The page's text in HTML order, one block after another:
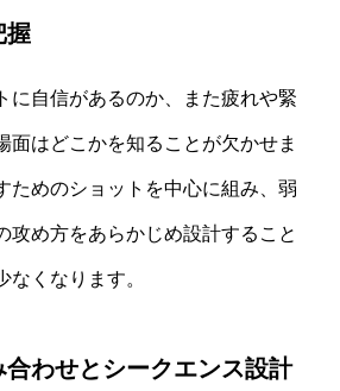
握
に自信があるのか、また疲れや緊
面はどこかを知ることが欠かせま
ためのショットを中心に組み、弱
攻め方をあらかじめ設計すること
なくなります。
合わせとシークエンス設計